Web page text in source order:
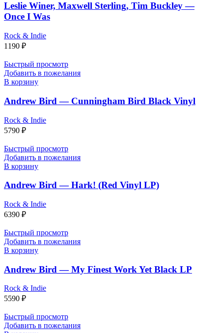
Leslie Winer, Maxwell Sterling, Tim Buckley —
Once I Was
Rock & Indie
1190 ₽
Быстрый просмотр
Добавить в пожелания
В корзину
Andrew Bird — Cunningham Bird Black Vinyl
Rock & Indie
5790 ₽
Быстрый просмотр
Добавить в пожелания
В корзину
Andrew Bird — Hark! (Red Vinyl LP)
Rock & Indie
6390 ₽
Быстрый просмотр
Добавить в пожелания
В корзину
Andrew Bird — My Finest Work Yet Black LP
Rock & Indie
5590 ₽
Быстрый просмотр
Добавить в пожелания